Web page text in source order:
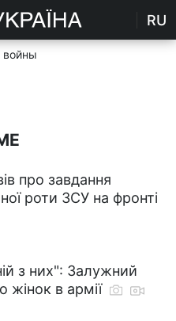
RU
войны
про завдання
роти ЗСУ на фронті
з них": Залужний
жінок в армії